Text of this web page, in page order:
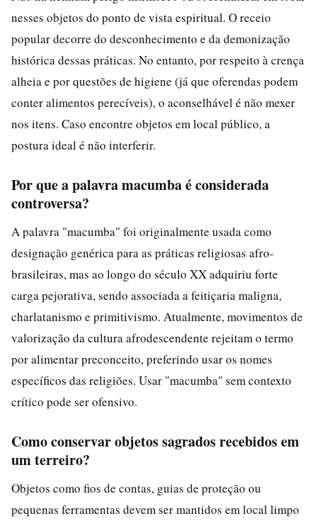
nesses objetos do ponto de vista espiritual. O receio
popular decorre do desconhecimento e da demonização
histórica dessas práticas. No entanto, por respeito à crença
alheia e por questões de higiene (já que oferendas podem
conter alimentos perecíveis), o aconselhável é não mexer
nos itens. Caso encontre objetos em local público, a
postura ideal é não interferir.
Por que a palavra macumba é considerada
controversa?
A palavra "macumba" foi originalmente usada como
designação genérica para as práticas religiosas afro-
brasileiras, mas ao longo do século XX adquiriu forte
carga pejorativa, sendo associada a feitiçaria maligna,
charlatanismo e primitivismo. Atualmente, movimentos de
valorização da cultura afrodescendente rejeitam o termo
por alimentar preconceito, preferindo usar os nomes
específicos das religiões. Usar "macumba" sem contexto
crítico pode ser ofensivo.
Como conservar objetos sagrados recebidos em
um terreiro?
Objetos como fios de contas, guias de proteção ou
pequenas ferramentas devem ser mantidos em local limpo